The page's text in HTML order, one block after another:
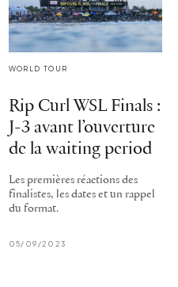
WORLD TOUR
Rip Curl WSL Finals :
J-3 avant l’ouverture
de la waiting period
Les premières réactions des
finalistes, les dates et un rappel
du format.
05/09/2023